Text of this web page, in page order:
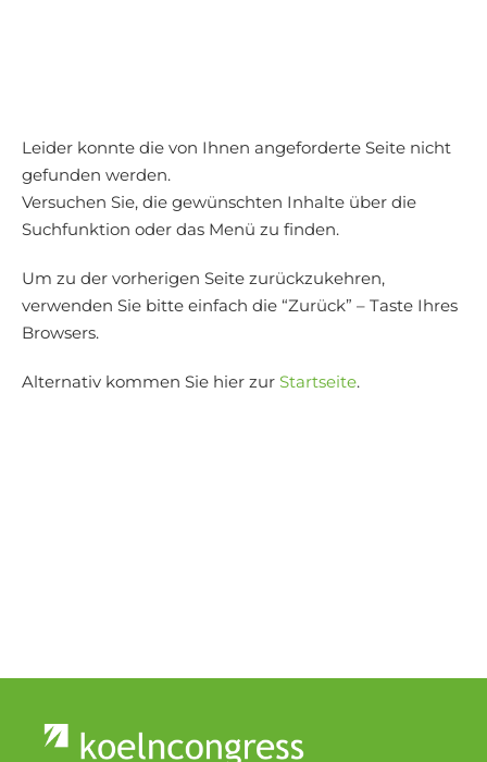
Leider konnte die von Ihnen angeforderte Seite nicht
gefunden werden.
Versuchen Sie, die gewünschten Inhalte über die
Suchfunktion oder das Menü zu finden.
Um zu der vorherigen Seite zurückzukehren,
verwenden Sie bitte einfach die “Zurück” – Taste Ihres
Browsers.
Alternativ kommen Sie hier zur Startseite.